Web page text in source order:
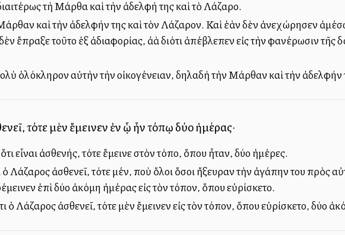
τὴ Μάρθα καὶ τὴν ἀδελφή της καὶ τὸ Λάζαρο.
καὶ τὴν ἀδελφήν της καὶ τὸν Λάζαρον. Καὶ ἐὰν δὲν ἀνεχώρησεν
ἔπραξε τοῦτο ἐξ ἀδιαφορίας, ἀλλὰ διότι ἀπέβλεπεν εἰς τὴν φανέρωσιν τῆς
ὁλόκληρον αὐτὴν τὴν οἰκογένειαν, δηλαδὴ τὴν Μάρθαν καὶ τὴν ἀδελφήν
τότε μὲν ἔμεινεν ἐν ᾧ ἦν τόπῳ δύο ἡμέρας·
εἶναι ἀσθενής, τότε ἔμεινε στὸν τόπο, ὅπου ἦταν, δύο ἡμέρες.
Λάζαρος ἀσθενεῖ, τότε μέν, ποὺ ὅλοι ὅσοι ἤξευραν τὴν ἀγάπην του πρὸς
ἐπὶ δύο ἀκόμη ἡμέρας εἰς τὸν τόπον, ὅπου εὑρίσκετο.
ὁ Λάζαρος ἀσθενεῖ, τότε μὲν ἔμεινεν εἰς τὸν τόπον, ὅπου εὑρίσκετο, δύο